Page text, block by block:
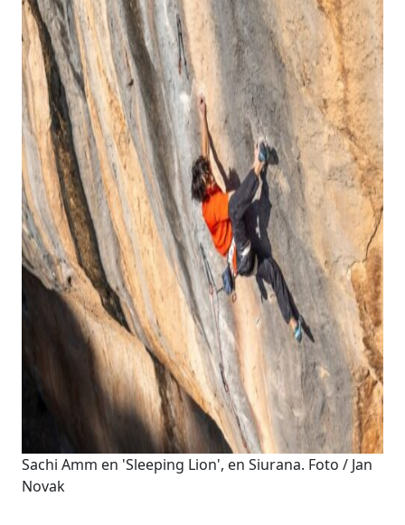
Sachi Amm en 'Sleeping Lion', en Siurana. Foto / Jan
Novak